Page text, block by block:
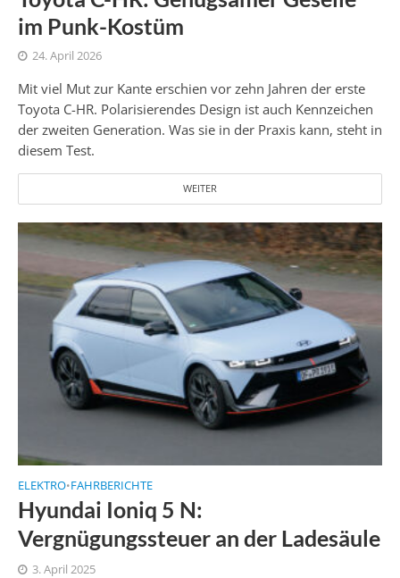
im Punk-Kostüm
24. April 2026
Mit viel Mut zur Kante erschien vor zehn Jahren der erste
Toyota C-HR. Polarisierendes Design ist auch Kennzeichen
der zweiten Generation. Was sie in der Praxis kann, steht in
diesem Test.
WEITER
ELEKTRO•FAHRBERICHTE
Hyundai Ioniq 5 N:
Vergnügungssteuer an der Ladesäule
3. April 2025